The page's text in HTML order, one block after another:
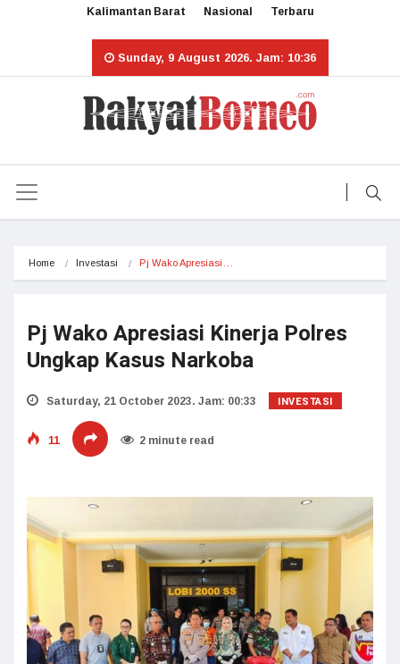
Kalimantan Barat Nasional Terbaru
Sunday, 9 August 2026. Jam: 10:36
Home Investasi Pj Wako Apresiasi…
Pj Wako Apresiasi Kinerja Polres
Ungkap Kasus Narkoba
Saturday, 21 October 2023. Jam: 00:33 INVESTASI
11 2 minute read